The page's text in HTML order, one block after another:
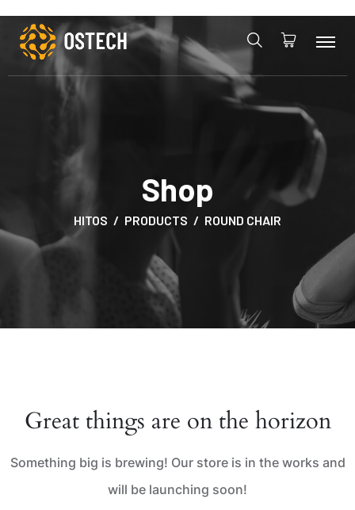
Shop
HITOS PRODUCTS ROUND CHAIR
Great things are on the horizon
Something big is brewing! Our store is in the works and
will be launching soon!